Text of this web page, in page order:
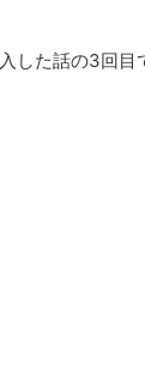
した話の3回目